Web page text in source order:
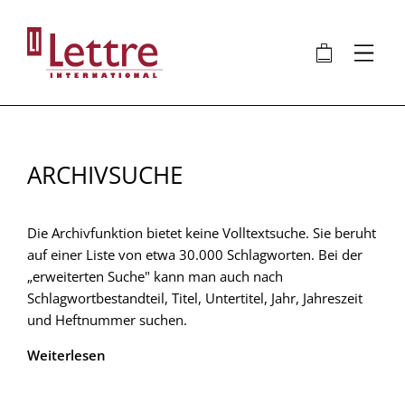
Inhalt
🛍 ⋮
ARCHIVSUCHE
Die Archivfunktion bietet keine Volltextsuche. Sie beruht
auf einer Liste von etwa 30.000 Schlagworten. Bei der
„erweiterten Suche" kann man auch nach
Schlagwortbestandteil, Titel, Untertitel, Jahr, Jahreszeit
und Heftnummer suchen.
Weiterlesen